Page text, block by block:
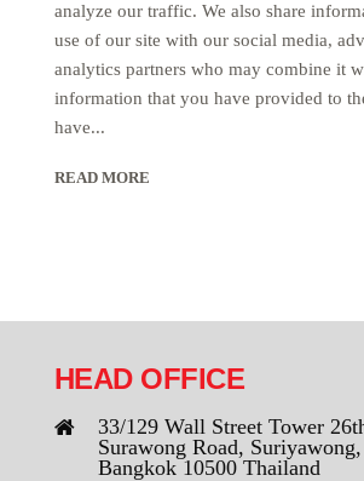
analyze our traffic. We also share
use of our site with our social media,
analytics partners who may combine it
information that you have provided to
have...
READ MORE
HEAD OFFICE
33/129 Wall Street Tower
Surawong Road,
Bangkok 10500 Thailand